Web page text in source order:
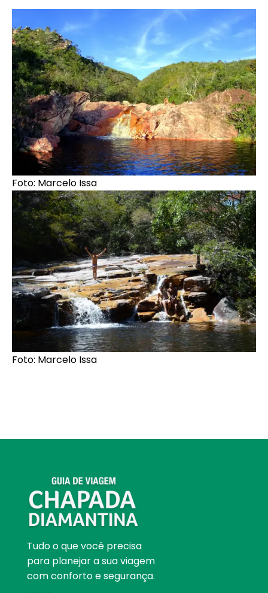
Foto: Marcelo Issa
Foto: Marcelo Issa
Tudo o que você precisa
para planejar a sua viagem
com conforto e segurança.